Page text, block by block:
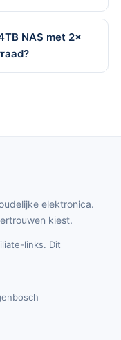
NAS met 2x
elektronica.
kiest.
links. Dit